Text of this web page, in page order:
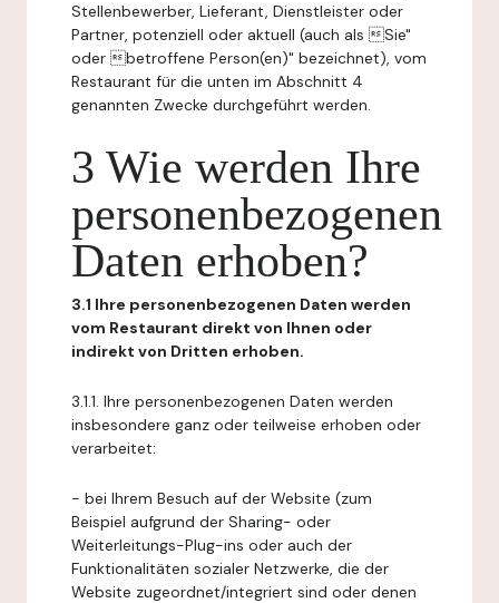
Stellenbewerber, Lieferant, Dienstleister oder
Partner, potenziell oder aktuell (auch als Sie"
oder betroffene Person(en)" bezeichnet), vom
Restaurant für die unten im Abschnitt 4
genannten Zwecke durchgeführt werden.
3 Wie werden Ihre
personenbezogenen
Daten erhoben?
3.1 Ihre personenbezogenen Daten werden
vom Restaurant direkt von Ihnen oder
indirekt von Dritten erhoben.
3.1.1. Ihre personenbezogenen Daten werden
insbesondere ganz oder teilweise erhoben oder
verarbeitet:
- bei Ihrem Besuch auf der Website (zum
Beispiel aufgrund der Sharing- oder
Weiterleitungs-Plug-ins oder auch der
Funktionalitäten sozialer Netzwerke, die der
Website zugeordnet/integriert sind oder denen